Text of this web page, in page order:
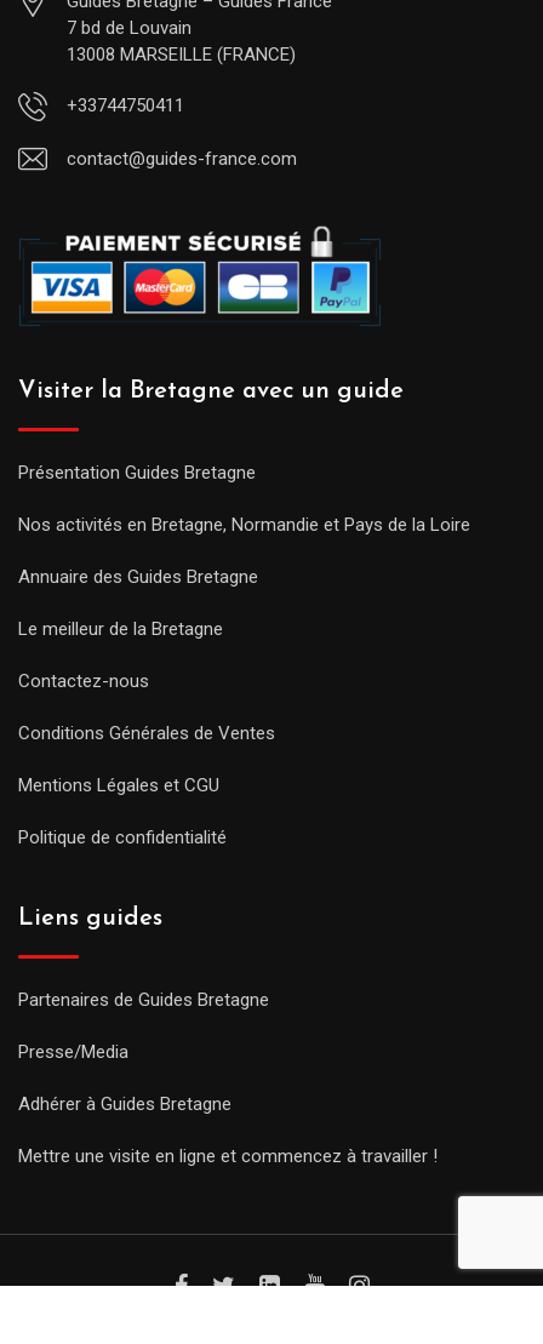
7 bd de Louvain
13008 MARSEILLE (FRANCE)
+33744750411
contact@guides-france.com
Visiter la Bretagne avec un guide
Présentation Guides Bretagne
Nos activités en Bretagne, Normandie et Pays de la Loire
Annuaire des Guides Bretagne
Le meilleur de la Bretagne
Contactez-nous
Conditions Générales de Ventes
Mentions Légales et CGU
Politique de confidentialité
Liens guides
Partenaires de Guides Bretagne
Presse/Media
Adhérer à Guides Bretagne
Mettre une visite en ligne et commencez à travailler !